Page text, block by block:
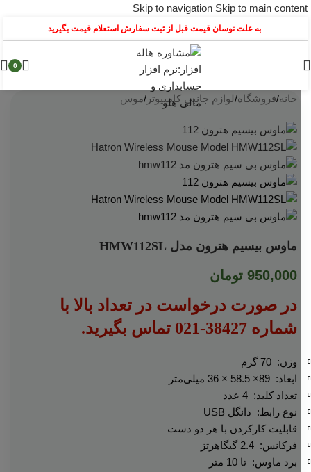
Skip to navigation Skip to main content
به علت نوسان قیمت قبل از ثبت سفارش استعلام قیمت بگیرید
0
خانه/فروشگاه/لوازم جانبی کامپیوتر /موس
اتمام موجودی
ماوس بیسیم هترون مدل HMW112SL
950,000 تومان
در صورت درخواست در تعداد بالا با
شماره 38427-021 تماس بگیرید.
وزن: 70 گرم
ابعاد: 89× 58.5 × 36 میلی‌متر
تعداد کلید: 4 عدد
نوع رابط: دانگل USB
قابلیت کارکردن با هر دو دست
فرکانس: 2.4 گیگاهرتز
برد ماوس: تا 10 متر